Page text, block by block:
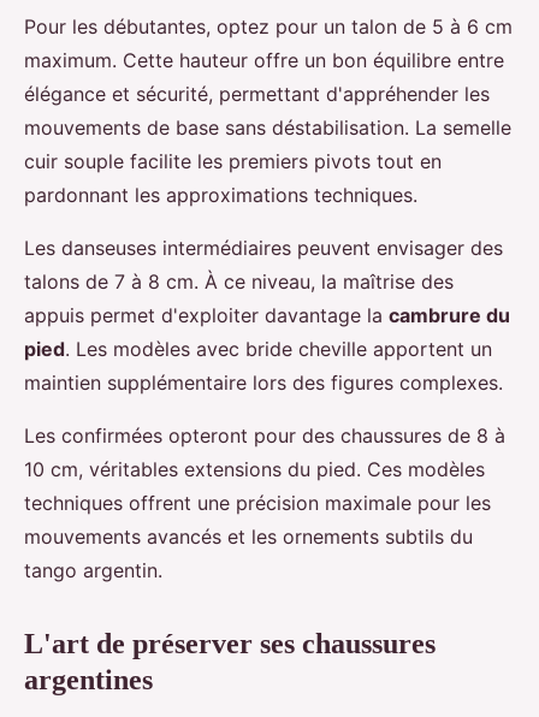
Pour les débutantes, optez pour un talon de 5 à 6 cm
maximum. Cette hauteur offre un bon équilibre entre
élégance et sécurité, permettant d'appréhender les
mouvements de base sans déstabilisation. La semelle
cuir souple facilite les premiers pivots tout en
pardonnant les approximations techniques.
Les danseuses intermédiaires peuvent envisager des
talons de 7 à 8 cm. À ce niveau, la maîtrise des
appuis permet d'exploiter davantage la cambrure du
pied. Les modèles avec bride cheville apportent un
maintien supplémentaire lors des figures complexes.
Les confirmées opteront pour des chaussures de 8 à
10 cm, véritables extensions du pied. Ces modèles
techniques offrent une précision maximale pour les
mouvements avancés et les ornements subtils du
tango argentin.
L'art de préserver ses chaussures
argentines